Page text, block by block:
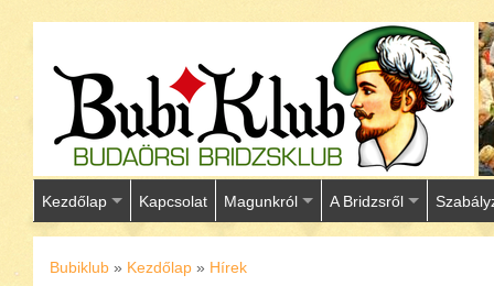
Kezdőlap Kapcsolat Magunkról A Bridzsről
Bubiklub » Kezdőlap » Hírek